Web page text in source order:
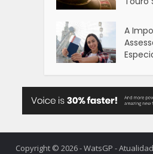
A
Copyright © 2026 - WatsGP -